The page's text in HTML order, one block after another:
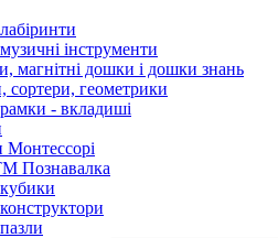
інструменти
магнітні дошки і дошки знань
сортери, геометрики
- вкладиші
Монтессорі
Познавалка